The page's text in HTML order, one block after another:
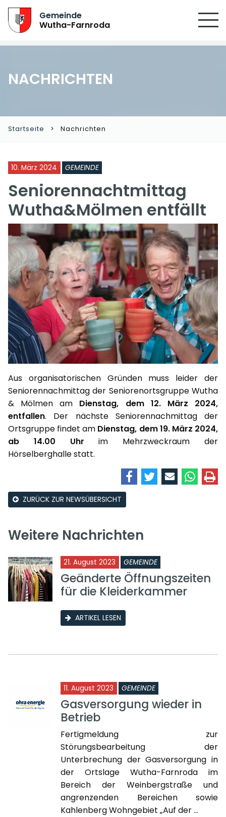
Gemeinde
Wutha-Farnroda
NACHRICHTEN
Startseite Nachrichten
10. März 2024 GEMEINDE
Seniorennachtmittag
Wutha&Mölmen entfällt
Aus organisatorischen Gründen muss leider der
Seniorennachmittag der Seniorenortsgruppe Wutha
& Mölmen am Dienstag, dem 12. März 2024,
entfallen. Der nächste Seniorennachmittag der
Ortsgruppe findet am Dienstag, dem 19. März 2024,
ab 14.00 Uhr im Mehrzweckraum der
Hörselberghalle statt.
ZURÜCK ZUR NEWSÜBERSICHT
Weitere Nachrichten
21. August 2023 GEMEINDE
Geänderte Öffnungszeiten
für die Kleiderkammer
ARTIKEL LESEN
11. August 2023 GEMEINDE
Gasversorgung wieder in
Betrieb
Fertigmeldung zur
Störungsbearbeitung der
Unterbrechung der Gasversorgung in
der Ortslage Wutha-Farnroda im
Bereich der Weinbergstraße und
angrenzenden Bereichen sowie
Kahlenberg Wohngebiet „Auf der ...